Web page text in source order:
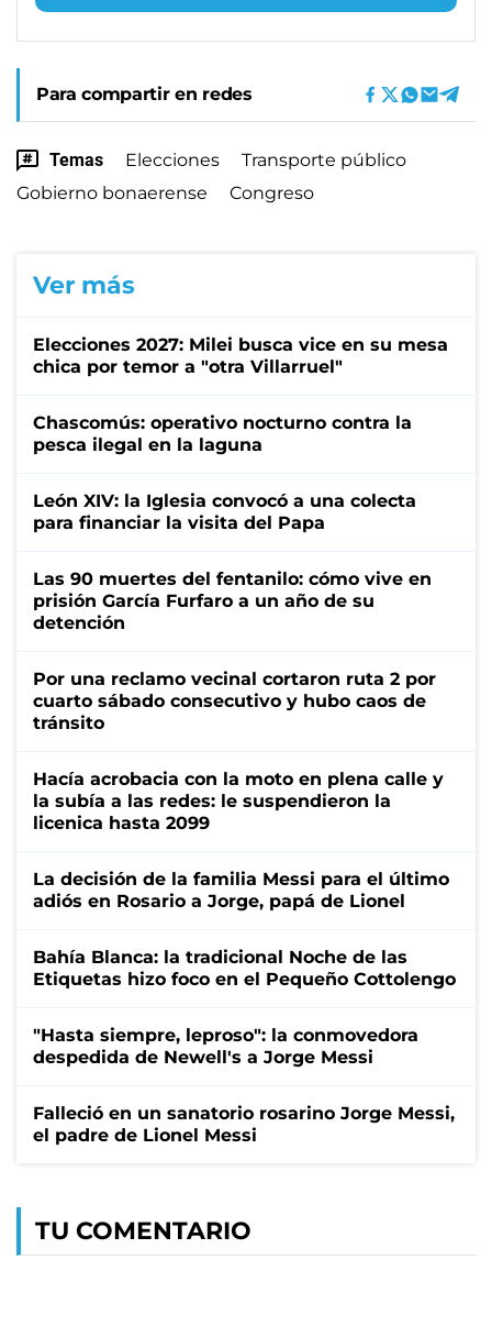
Para compartir en redes
Temas Elecciones
Transporte público
Gobierno bonaerense
Congreso
Ver más
Elecciones 2027: Milei busca vice en su mesa
chica por temor a "otra Villarruel"
Chascomús: operativo nocturno contra la
pesca ilegal en la laguna
León XIV: la Iglesia convocó a una colecta
para financiar la visita del Papa
Las 90 muertes del fentanilo: cómo vive en
prisión García Furfaro a un año de su
detención
Por una reclamo vecinal cortaron ruta 2 por
cuarto sábado consecutivo y hubo caos de
tránsito
Hacía acrobacia con la moto en plena calle y
la subía a las redes: le suspendieron la
licenica hasta 2099
La decisión de la familia Messi para el último
adiós en Rosario a Jorge, papá de Lionel
Bahía Blanca: la tradicional Noche de las
Etiquetas hizo foco en el Pequeño Cottolengo
"Hasta siempre, leproso": la conmovedora
despedida de Newell's a Jorge Messi
Falleció en un sanatorio rosarino Jorge Messi,
el padre de Lionel Messi
TU COMENTARIO